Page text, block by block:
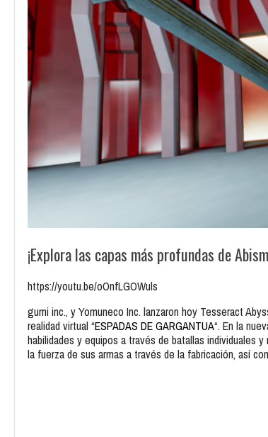
¡Explora las capas más profundas de
https://youtu.be/oOnfLGOWuls
gumi inc., y Yomuneco Inc. lanzaron hoy Tesseract
realidad virtual “ESPADAS DE GARGANTUA“. En la
habilidades y equipos a través de batallas individuales
la fuerza de sus armas a través de la fabricación, así